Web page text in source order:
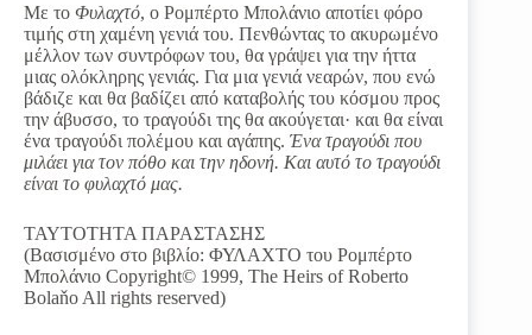
Με το Φυλαχτό, ο Ρομπέρτο Μπολάνιο αποτίει φόρο
τιμής στη χαμένη γενιά του. Πενθώντας το ακυρωμένο
μέλλον των συντρόφων του, θα γράψει για την ήττα
μιας ολόκληρης γενιάς. Για μια γενιά νεαρών, που ενώ
βάδιζε και θα βαδίζει από καταβολής του κόσμου προς
την άβυσσο, το τραγούδι της θα ακούγεται· και θα είναι
ένα τραγούδι πολέμου και αγάπης. Ένα τραγούδι που
μιλάει για τον πόθο και την ηδονή. Και αυτό το τραγούδι
είναι το φυλαχτό μας.
ΤΑΥΤΟΤΗΤΑ ΠΑΡΑΣΤΑΣΗΣ
(Βασισμένο στο βιβλίο: ΦΥΛΑΧΤΟ του Ρομπέρτο
Μπολάνιο Copyright© 1999, The Heirs of Roberto
Bolaňo All rights reserved)